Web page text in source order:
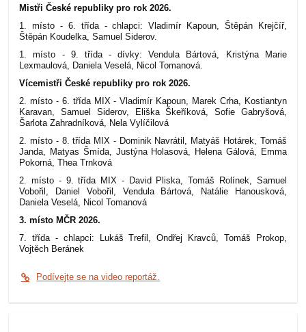
Mistři České republiky pro rok 2026.
1. místo - 6. třída - chlapci: Vladimír Kapoun, Štěpán Krejčíř,
Štěpán Koudelka, Samuel Siderov.
1. místo - 9. třída - dívky: Vendula Bártová, Kristýna Marie
Lexmaulová, Daniela Veselá, Nicol Tomanová.
Vícemistři České republiky pro rok 2026.
2. místo - 6. třída MIX - Vladimír Kapoun, Marek Crha, Kostiantyn
Karavan, Samuel Siderov, Eliška Škeříková, Sofie Gabryšová,
Šarlota Zahradníková, Nela Vylíčilová
2. místo - 8. třída MIX - Dominik Navrátil, Matyáš Hotárek, Tomáš
Janda, Matyas Šmída, Justýna Holasová, Helena Gálová, Emma
Pokorná, Thea Trnková
2. místo - 9. třída MIX - David Pliska, Tomáš Rolínek, Samuel
Vobořil, Daniel Vobořil, Vendula Bártová, Natálie Hanousková,
Daniela Veselá, Nicol Tomanová
3. místo MČR 2026.
7. třída - chlapci: Lukáš Trefil, Ondřej Kravců, Tomáš Prokop,
Vojtěch Beránek
Podívejte se na video reportáž.